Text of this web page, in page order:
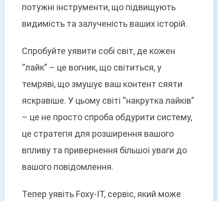
потужні інструменти, що підвищують
видимість та залученість ваших історій.
Спробуйте уявити собі світ, де кожен
“лайк” – це вогник, що світиться, у
темряві, що змушує ваш контент сяяти
яскравіше. У цьому світі “накрутка лайків”
– це не просто спроба обдурити систему,
це стратегія для розширення вашого
впливу та привернення більшої уваги до
вашого повідомлення.
Тепер уявіть Foxy-IT, сервіс, який може